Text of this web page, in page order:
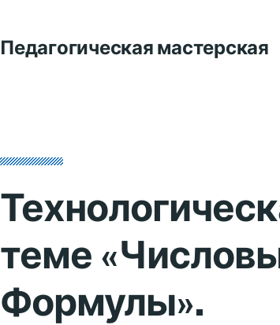
Педагогическая мастерская
теме
Формулы».